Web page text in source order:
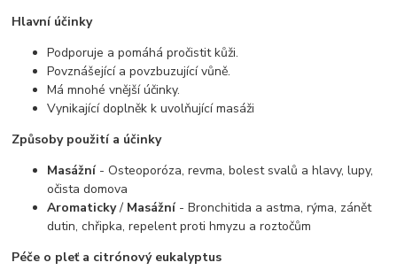
Hlavní účinky
Podporuje a pomáhá pročistit kůži.
Povznášející a povzbuzující vůně.
Má mnohé vnější účinky.
Vynikající doplněk k uvolňující masáži
Způsoby použití a účinky
Masážní- Osteoporóza, revma, bolest svalů a hlavy, lupy,
očista domova
Aromaticky/ Masážní- Bronchitida a astma, rýma, zánět
dutin, chřipka, repelent proti hmyzu a roztočům
Péče o pleť a citrónový eukalyptus